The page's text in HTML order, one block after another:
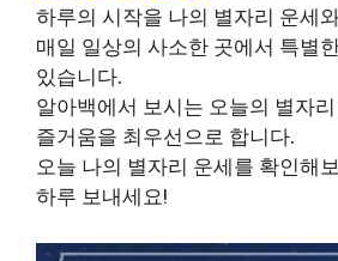
하루의 시작을 나의 별자리 운세
매일 일상의 사소한 곳에서 특별
있습니다.
알아백에서 보시는 오늘의 별자
즐거움을 최우선으로 합니다.
오늘 나의 별자리 운세를 확인해
하루 보내세요!